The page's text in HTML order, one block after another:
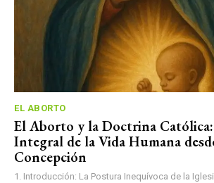
EL ABORTO
El Aborto y la Doctrina
Integral de la Vida Humana
Concepción
1. Introducción: La Postura Inequívoca de la